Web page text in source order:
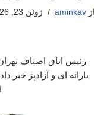
از aminkav ژوئن 23, 2026
رئیس اتاق اصناف